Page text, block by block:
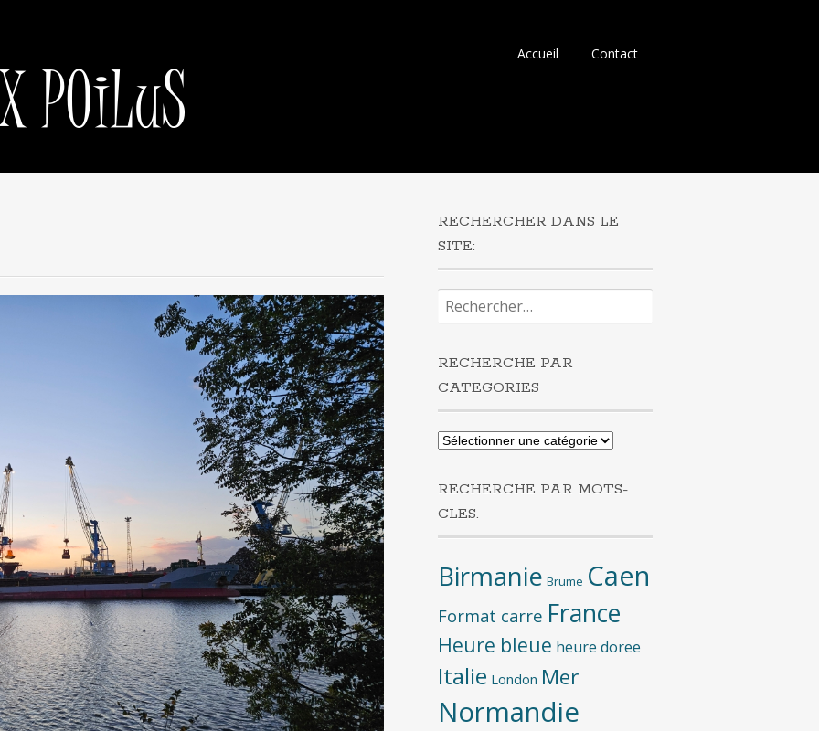
Aller
Accueil Contact
RECHERCHER DANS LE
SITE:
Rechercher :
RECHERCHE PAR
CATEGORIES
Recherche
par
RECHERCHE PAR MOTS-
CLES.
Birmanie Brume Caen
Format carre France
Heure bleue heure doree
Italie London Mer
Normandie